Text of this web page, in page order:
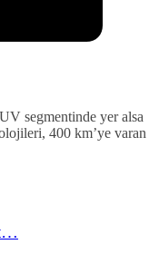
segmentinde yer alsa
400 km’ye varan